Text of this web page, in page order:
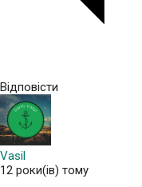
Відповісти
Vasil
12 роки(ів) тому